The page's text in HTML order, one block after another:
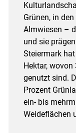
Grünen, in
Almwiesen –
und sie
Steiermark
Hektar,
genutzt sind.
Prozent
ein- bis
Weideflächen